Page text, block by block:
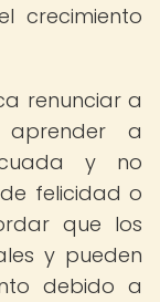
crecimiento
renunciar a
aprender a
y no
felicidad o
que los
y pueden
debido a